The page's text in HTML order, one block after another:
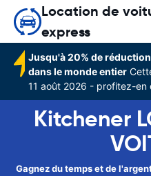
Location de
express
Jusqu'à 20% de
dans le monde entier
11 août 2026 - profitez-en
Kitchener
Gagnez du temps et de